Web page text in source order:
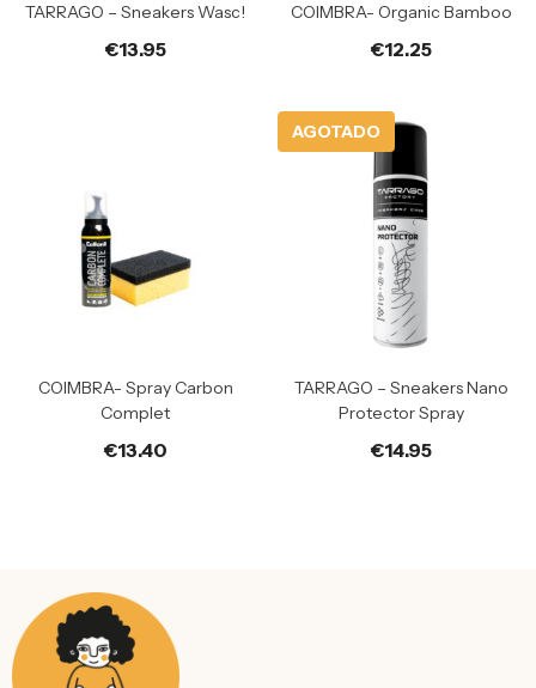
TARRAGO – Sneakers Wasc!
€13.95
COIMBRA- Organic Bamboo
€12.25
COIMBRA- Spray Carbon
Complet
€13.40
AGOTADO
TARRAGO – Sneakers Nano
Protector Spray
€14.95